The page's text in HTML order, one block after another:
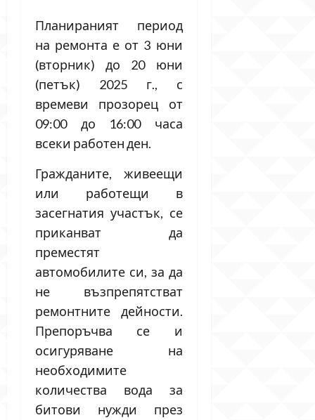
Планираният период
на ремонта е от 3 юни
(вторник) до 20 юни
(петък) 2025 г., с
времеви прозорец от
09:00 до 16:00 часа
всеки работен ден.
Гражданите, живеещи
или работещи в
засегнатия участък, се
приканват да
преместят
автомобилите си, за да
не възпрепятстват
ремонтните дейности.
Препоръчва се и
осигуряване на
необходимите
количества вода за
битови нужди през